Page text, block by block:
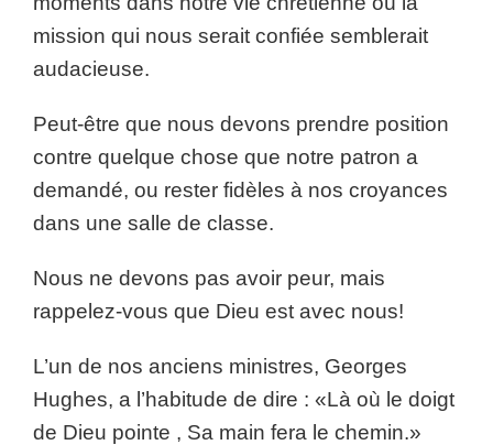
mission qui nous serait confiée semblerait
audacieuse.
Peut-être que nous devons prendre position
contre quelque chose que notre patron a
demandé, ou rester fidèles à nos croyances
dans une salle de classe.
Nous ne devons pas avoir peur, mais
rappelez-vous que Dieu est avec nous!
L’un de nos anciens ministres, Georges
Hughes, a l’habitude de dire : «Là où le doigt
de Dieu pointe , Sa main fera le chemin.»